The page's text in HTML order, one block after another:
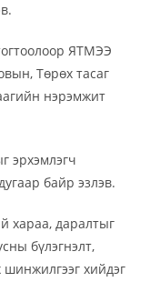
ЯТМЭЭ
Төрөх тасаг
нэрэмжит
эрхэмлэгч
байр эзлэв.
хараа, даралтыг
бүлэгнэлт,
хийдэг